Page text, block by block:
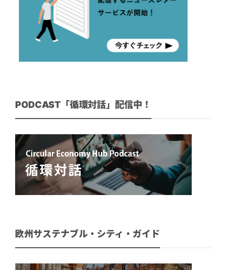
PODCAST「循環対話」配信中！
欧州サステナブル・シティ・ガイド